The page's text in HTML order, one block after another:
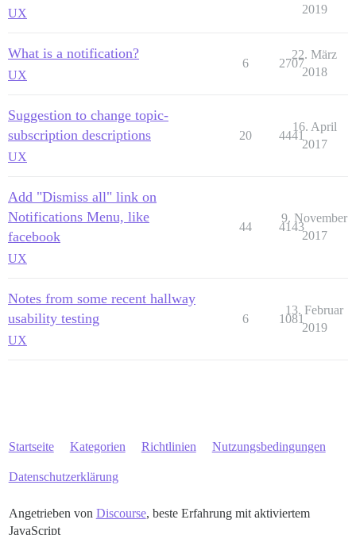
UX
2019
What is a notification?
UX
6 2707
22. März
2018
Suggestion to change topic-
subscription descriptions
UX
20 4441
16. April
2017
Add "Dismiss all" link on
Notifications Menu, like
facebook
UX
44 4143
9. November
2017
Notes from some recent hallway
usability testing
UX
6 1081
13. Februar
2019
Startseite Kategorien Richtlinien Nutzungsbedingungen
Datenschutzerklärung
Angetrieben von Discourse, beste Erfahrung mit aktiviertem
JavaScript